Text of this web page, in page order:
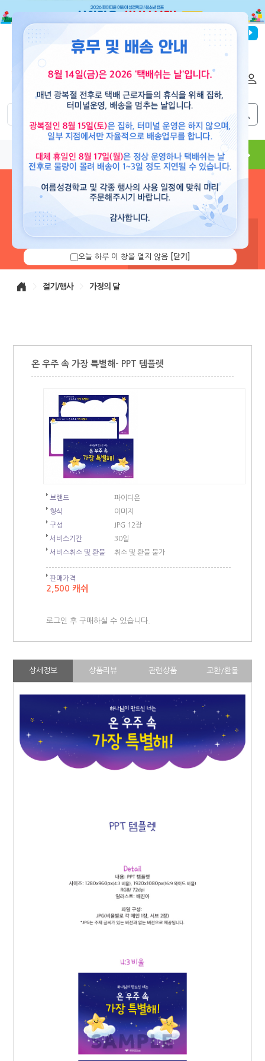
파이디온선교회
도서 뮤직 용품 현수막 콘텐츠
로그인 하시면 보유 캐쉬 확
니다.
절기/행사 가정의 달
온 우주 속 가장 특별해- PPT 템플렛
브랜드
파이디온
형식
이미지
구성
JPG 12장
서비스기간
30일
서비스취소 및 환불
취소 및 환불 불가
판매가격
2,500 캐쉬
로그인 후 구매하실 수 있습니다.
상세정보 상품리뷰 관련상품 교환/환불
오늘 하루 이 창을 열지 않음 [닫기]